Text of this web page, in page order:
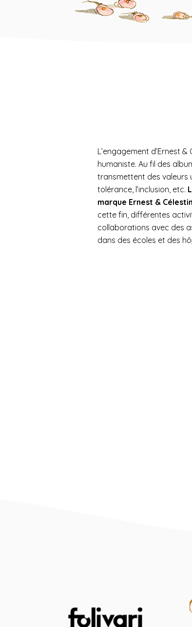
L’engagement d’Ernest
humaniste. Au fil des
transmettent des valeurs
tolérance, l’inclusion, etc.
marque Ernest &
cette fin, différentes
collaborations avec des
dans des écoles et des
Fondation organise